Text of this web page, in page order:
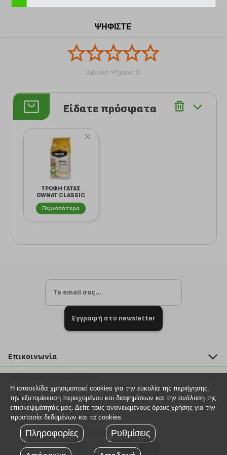
D3 1.500UI/kg, Βιταμίνη Ε 100UI/kg, Βιταμίνη C
Βιταμίνη Β2 (Ριβοφλαβίνη) 12mg/kg, Βιταμίνη Β6
(Υδροχλωρική Πυριδοξίνη) 10mg/kg, Βιταμίνη Β12
(Κυανοκοβαλαμίνη) 0.15mg/kg, Νικοτινικό οξύ (Νιασίνη)
30mg/kg, Πανοτθενικό οξύ (Παντοθενικό Ασβέστιο)
15mg/kg, Βιοτίνη 0.4mg/kg, Φολικό οξύ 1.5mg/kg, Χολίνη
θειικός σίδηρος) 30mg/kg, Χαλκός (ενυδατωμένο αμινοξύ
χαλκού) 5mg/kg, Ψευδάργυρος (Οξείδιο του
Ψευδαργύρου) 100mg/kg, Ψευδάργυρος (ενυδατωμένo
κάλιο) 2mg/kg, Σελήνιο (Σεληνίτης Χαλκού) 0.1mg/kg,
Μαγγάνιο (Οξείδιο του Μαγγανίοιυ) 30mg/kg,
Μεταβολιστέα Ενέργεια (NRC 2006) 3.800kcal/kg.
ΨΗΦΙΣΤΕ
Σύνολο Ψήφων: 0
Είδατε πρόσφατα
ΤΡΟΦΗ ΓΑΤΑΣ
OWNAT CLASSIC
DAILY CARE 1.5KG
Περισσότερα
Εγγραφή στο newsletter
Επικοινωνία
211 2000 700
info@plus4u.gr
Η εταιρία
Σημεία παραλαβής
Ευκαιρίες καριέρας
Όροι χρήσης
Βοήθεια
Εξέλιξη παραγγελίας
Τρόποι παραγγελίας
Τρόποι πληρωμής
©2026 Plus4u.gr
Η ιστοσελίδα χρησιμοποιεί cookies για την ευκολία της περιήγησης,
την εξατομίκευση περιεχομένου και διαφημίσεων και την ανάλυση της
επισκεψιμότητάς μας. Δείτε τους ανανεωμένους όρους χρήσης για την
προστασία δεδομένων και τα cookies.
Πληροφορίες Ρυθμίσεις